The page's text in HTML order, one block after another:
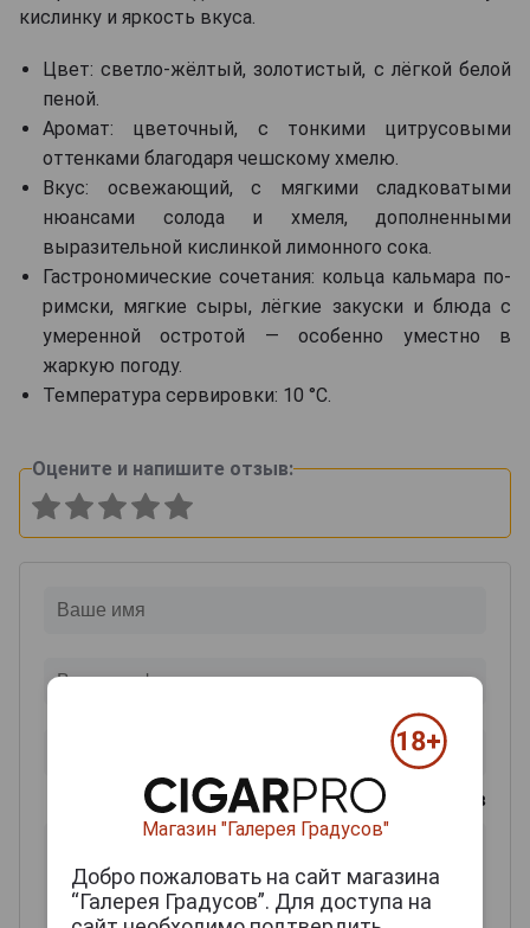
кислинку и яркость вкуса.
Цвет: светло-жёлтый, золотистый, с лёгкой белой
пеной.
Аромат: цветочный, с тонкими цитрусовыми
оттенками благодаря чешскому хмелю.
Вкус: освежающий, с мягкими сладковатыми
нюансами солода и хмеля, дополненными
выразительной кислинкой лимонного сока.
Гастрономические сочетания: кольца кальмара по-
римски, мягкие сыры, лёгкие закуски и блюда с
умеренной остротой — особенно уместно в
жаркую погоду.
Температура сервировки: 10 °C.
Оцените и напишите отзыв:
0из 2000 знаков
Магазин "Галерея Градусов"
Добро пожаловать на сайт магазина
“Галерея Градусов”. Для доступа на